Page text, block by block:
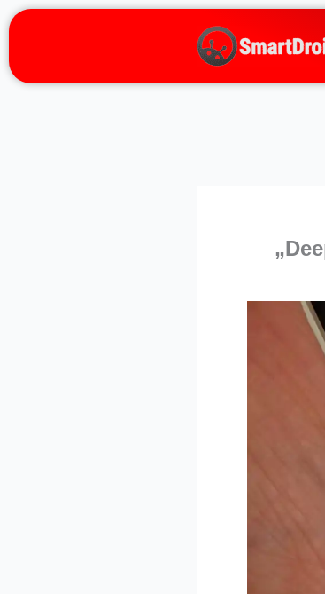
Zum
springen